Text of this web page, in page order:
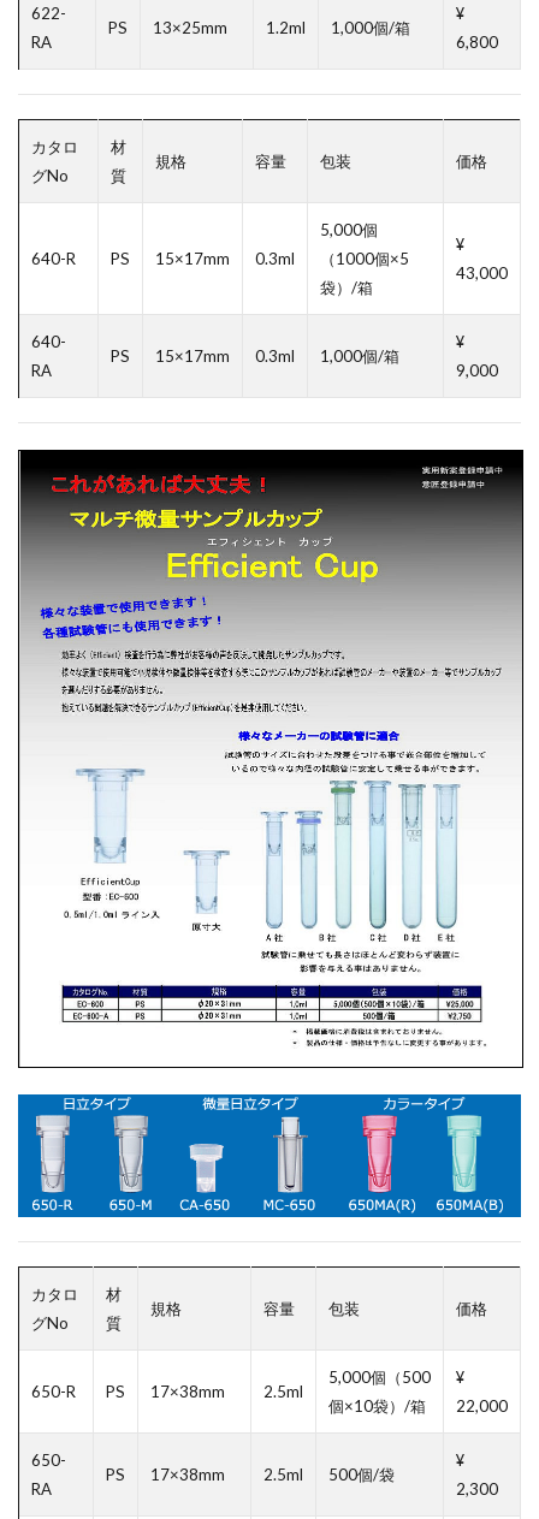
622-
RA
PS 13×25mm 1.2ml 1,000個/箱
¥
6,800
カタロ
グNo
材
質
規格 容量 包装 価格
640-R PS 15×17mm 0.3ml
5,000個
（1000個×5
袋）/箱
¥
43,000
640-
RA
PS 15×17mm 0.3ml 1,000個/箱
¥
9,000
カタロ
グNo
材
質
規格 容量 包装 価格
650-R PS 17×38mm 2.5ml
5,000個（500
個×10袋）/箱
¥
22,000
650-
RA
PS 17×38mm 2.5ml 500個/袋
¥
2,300